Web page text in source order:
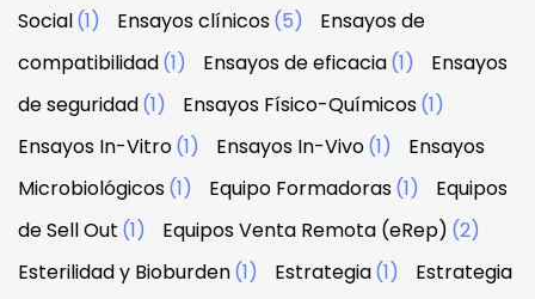
Social(1) Ensayos clínicos(5)
Ensayos de
compatibilidad(1) Ensayos de eficacia(1)
Ensayos
de seguridad(1) Ensayos Físico-Químicos(1)
Ensayos In-Vitro(1) Ensayos In-Vivo(1)
Ensayos
Microbiológicos(1) Equipo Formadoras(1)
Equipos
de Sell Out (1) Equipos Venta Remota (eRep) (2)
Esterilidad y Bioburden(1) Estrategia(1)
Estrategia